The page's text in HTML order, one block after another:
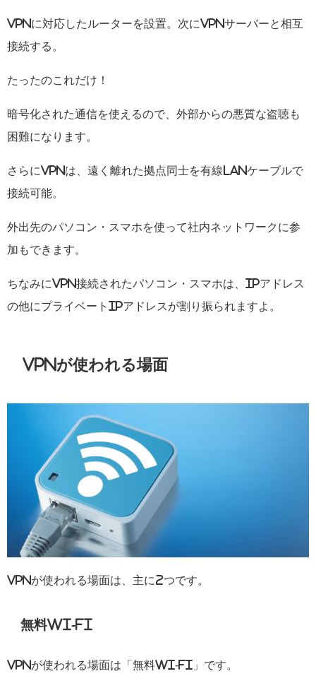
VPNに対応したルーターを設置。次にVPNサーバーと相互
接続する。
たったのこれだけ！
暗号化された通信を使えるので、外部からの悪質な盗聴も
困難になります。
さらにVPNは、遠く離れた拠点同士を有線LANケーブルで
接続可能。
外出先のパソコン・スマホを使って社内ネットワークに参
加もできます。
ちなみにVPN接続されたパソコン・スマホは、IPアドレス
の他にプライベートIPアドレスが割り振られますよ。
VPNが使われる場面
VPNが使われる場面は、主に2つです。
無料Wi-Fi
VPNが使われる場面は「無料Wi-Fi」です。